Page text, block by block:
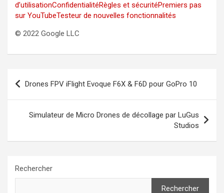
d’utilisationConfidentialitéRègles et sécuritéPremiers pas
sur YouTubeTesteur de nouvelles fonctionnalités
© 2022 Google LLC
Navigation
de
l’article
Drones FPV iFlight Evoque F6X & F6D pour GoPro 10
Simulateur de Micro Drones de décollage par LuGus
Studios
Rechercher
Rechercher